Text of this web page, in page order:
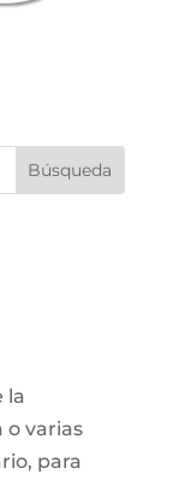
la
o varias
para